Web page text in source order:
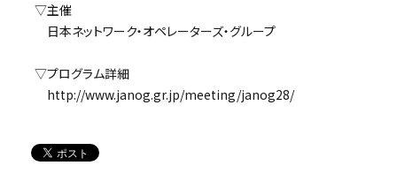
▽主催
日本ネットワーク・オペレーターズ・グループ
▽プログラム詳細
http://www.janog.gr.jp/meeting/janog28/